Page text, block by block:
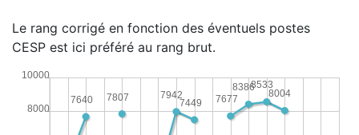
Le rang corrigé en fonction des éventuels postes
CESP est ici préféré au rang brut.
8000
10000
8004
8533
8386
7677
7449
7942
7807
7640